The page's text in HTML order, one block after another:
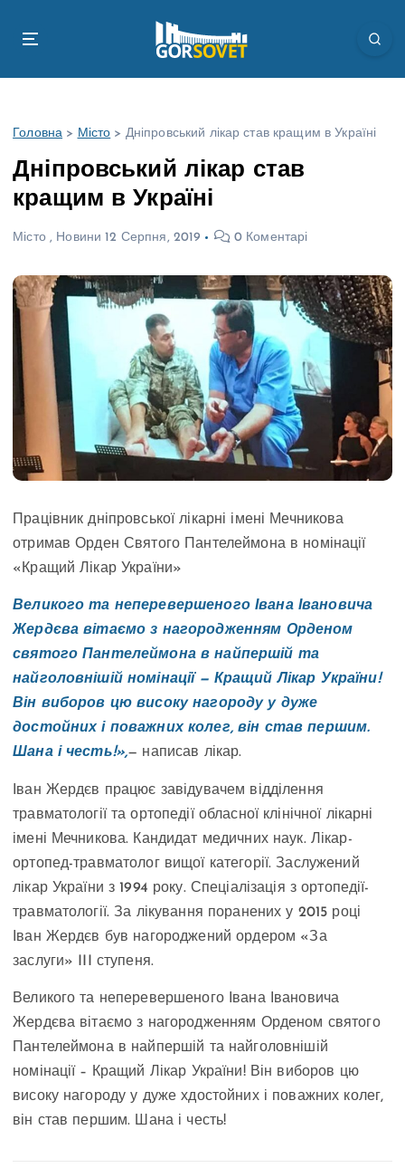
Головна > Місто > Дніпровський лікар став кращим в Україні
Дніпровський лікар став
кращим в Україні
Місто, Новини 12 Серпня, 2019 0 Коментарі
Працівник дніпровської лікарні імені Мечникова
отримав Орден Святого Пантелеймона в номінації
«Кращий Лікар України»
Великого та неперевершеного Івана Івановича
Жердєва вітаємо з нагородженням Орденом
святого Пантелеймона в найпершій та
найголовнішій номінації — Кращий Лікар України!
Він виборов цю високу нагороду у дуже
достойних і поважних колег, він став першим.
Шана і честь!»,— написав лікар.
Іван Жердєв працює завідувачем відділення
травматології та ортопедії обласної клінічної лікарні
імені Мечникова. Кандидат медичних наук. Лікар-
ортопед-травматолог вищої категорії. Заслужений
лікар України з 1994 року. Спеціалізація з ортопедії-
травматології. За лікування поранених у 2015 році
Іван Жердєв був нагороджений ордером «За
заслуги» III ступеня.
Великого та неперевершеного Івана Івановича
Жердєва вітаємо з нагородженням Орденом святого
Пантелеймона в найпершій та найголовнішій
номінації – Кращий Лікар України! Він виборов цю
високу нагороду у дуже хдостойних і поважних колег,
він став першим. Шана і честь!